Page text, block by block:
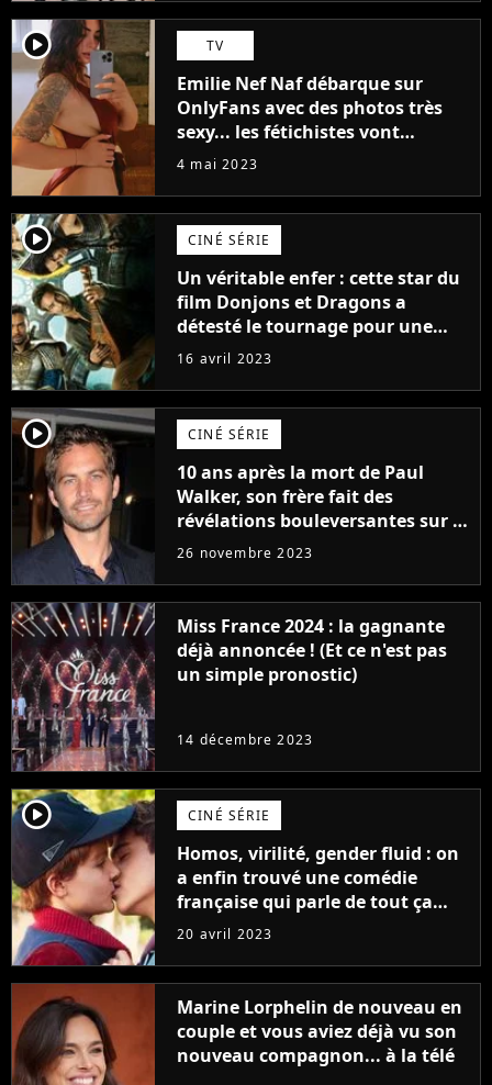
player2 TV
Emilie Nef Naf débarque sur
OnlyFans avec des photos très
sexy... les fétichistes vont
prendre leur pied !
4 mai 2023
player2 CINÉ SÉRIE
Un véritable enfer : cette star du
film Donjons et Dragons a
détesté le tournage pour une
raison très spéciale
16 avril 2023
player2 CINÉ SÉRIE
10 ans après la mort de Paul
Walker, son frère fait des
révélations bouleversantes sur la
réaction des acteurs de Fast and
26 novembre 2023
Miss France 2024 : la gagnante
déjà annoncée ! (Et ce n'est pas
un simple pronostic)
14 décembre 2023
player2 CINÉ SÉRIE
Homos, virilité, gender fluid : on
a enfin trouvé une comédie
française qui parle de tout ça
sans être super ringarde
20 avril 2023
Marine Lorphelin de nouveau en
couple et vous aviez déjà vu son
nouveau compagnon... à la télé